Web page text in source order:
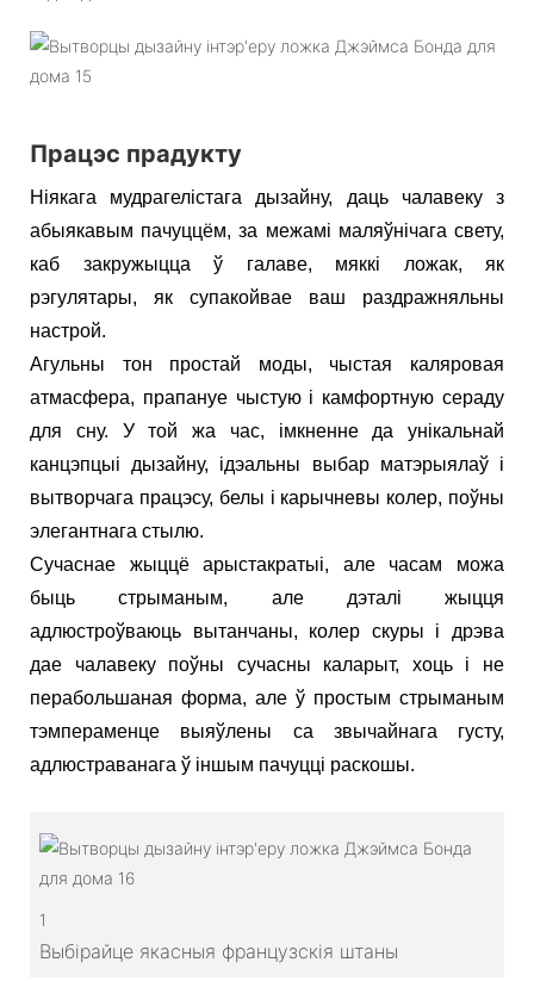
Працэс прадукту
Ніякага мудрагелістага дызайну, даць чалавеку з
абыякавым пачуццём, за межамі маляўнічага свету,
каб закружыцца ў галаве, мяккі ложак, як
рэгулятары, як супакойвае ваш раздражняльны
настрой.
Агульны тон простай моды, чыстая каляровая
атмасфера, прапануе чыстую і камфортную сераду
для сну. У той жа час, імкненне да унікальнай
канцэпцыі дызайну, ідэальны выбар матэрыялаў і
вытворчага працэсу, белы і карычневы колер, поўны
элегантнага стылю.
Сучаснае жыццё арыстакратыі, але часам можа
быць стрыманым, але дэталі жыцця
адлюстроўваюць вытанчаны, колер скуры і дрэва
дае чалавеку поўны сучасны каларыт, хоць і не
перабольшаная форма, але ў простым стрыманым
тэмпераменце выяўлены са звычайнага густу,
адлюстраванага ў іншым пачуцці раскошы.
1
Выбірайце якасныя французскія штаны